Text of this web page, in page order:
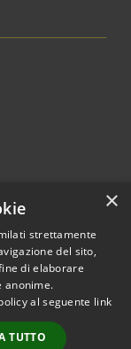
2026 • Comune di
• Powered by
•
Accesso
×
strettamente
del sito,
di elaborare
anonime.
al seguente link
TUTTO